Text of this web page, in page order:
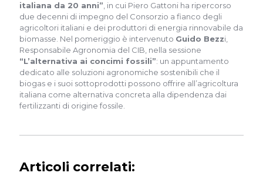
italiana da 20 anni”, in cui Piero Gattoni ha ripercorso
due decenni di impegno del Consorzio a fianco degli
agricoltori italiani e dei produttori di energia rinnovabile da
biomasse. Nel pomeriggio è intervenuto Guido Bezzi,
Responsabile Agronomia del CIB, nella sessione
“L’alternativa ai concimi fossili”: un appuntamento
dedicato alle soluzioni agronomiche sostenibili che il
biogas e i suoi sottoprodotti possono offrire all’agricoltura
italiana come alternativa concreta alla dipendenza dai
fertilizzanti di origine fossile.
Articoli correlati: